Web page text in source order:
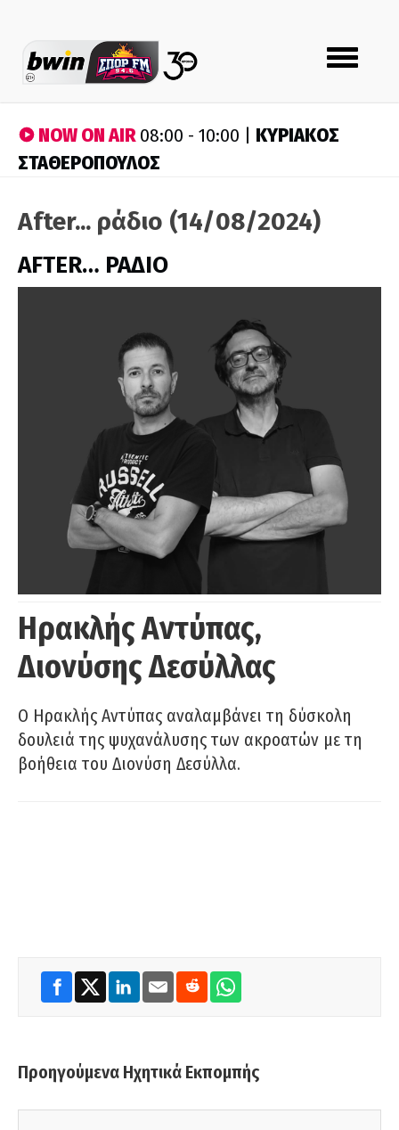
Toggle
navigation
NOW ON AIR08:00 - 10:00 | ΚΥΡΙΑΚΟΣ
ΣΤΑΘΕΡΟΠΟΥΛΟΣ
After... ράδιο (14/08/2024)
AFTER… ΡΑΔΙΟ
Ηρακλής Αντύπας,
Διονύσης Δεσύλλας
Ο Ηρακλής Αντύπας αναλαμβάνει τη δύσκολη
δουλειά της ψυχανάλυσης των ακροατών με τη
βοήθεια του Διονύση Δεσύλλα.
Προηγούμενα Ηχητικά Εκπομπής